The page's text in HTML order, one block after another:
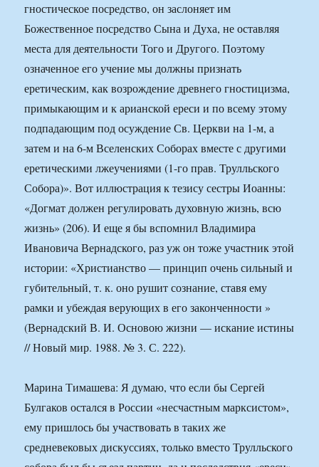
гностическое посредство, он заслоняет им
Божественное посредство Сына и Духа, не оставляя
места для деятельности Того и Другого. Поэтому
означенное его учение мы должны признать
еретическим, как возрождение древнего гностицизма,
примыкающим и к арианской ереси и по всему этому
подпадающим под осуждение Св. Церкви на 1-м, а
затем и на 6-м Вселенских Соборах вместе с другими
еретическими лжеучениями (1-го прав. Трулльского
Собора)». Вот иллюстрация к тезису сестры Иоанны:
«Догмат должен регулировать духовную жизнь, всю
жизнь» (206). И еще я бы вспомнил Владимира
Ивановича Вернадского, раз уж он тоже участник этой
истории: «Христианство — принцип очень сильный и
губительный, т. к. оно рушит сознание, ставя ему
рамки и убеждая верующих в его законченности »
(Вернадский В. И. Основою жизни — искание истины
// Новый мир. 1988. № 3. С. 222).
Марина Тимашева: Я думаю, что если бы Сергей
Булгаков остался в России «несчастным марксистом»,
ему пришлось бы участвовать в таких же
средневековых дискуссиях, только вместо Трулльского